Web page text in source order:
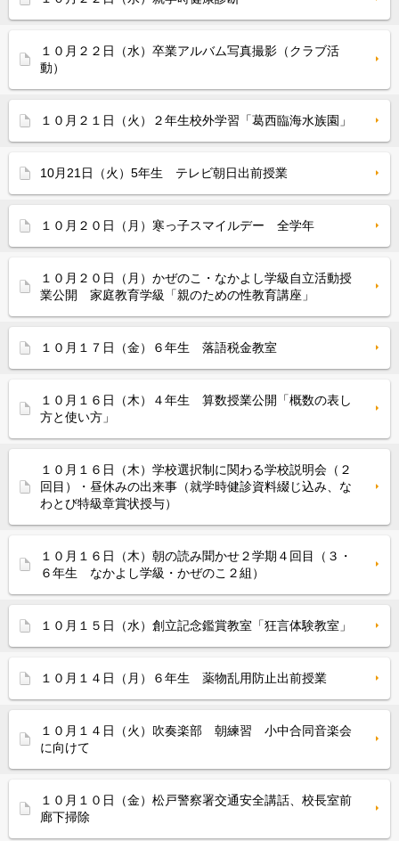
１０月２２日（水）卒業アルバム写真撮影（クラブ活
動）
１０月２１日（火）２年生校外学習「葛西臨海水族園」
10月21日（火）5年生 テレビ朝日出前授業
１０月２０日（月）寒っ子スマイルデー 全学年
１０月２０日（月）かぜのこ・なかよし学級自立活動授
業公開 家庭教育学級「親のための性教育講座」
１０月１７日（金）６年生 落語税金教室
１０月１６日（木）４年生 算数授業公開「概数の表し
方と使い方」
１０月１６日（木）学校選択制に関わる学校説明会（２
回目）・昼休みの出来事（就学時健診資料綴じ込み、な
わとび特級章賞状授与）
１０月１６日（木）朝の読み聞かせ２学期４回目（３・
６年生 なかよし学級・かぜのこ２組）
１０月１５日（水）創立記念鑑賞教室「狂言体験教室」
１０月１４日（月）６年生 薬物乱用防止出前授業
１０月１４日（火）吹奏楽部 朝練習 小中合同音楽会
に向けて
１０月１０日（金）松戸警察署交通安全講話、校長室前
廊下掃除